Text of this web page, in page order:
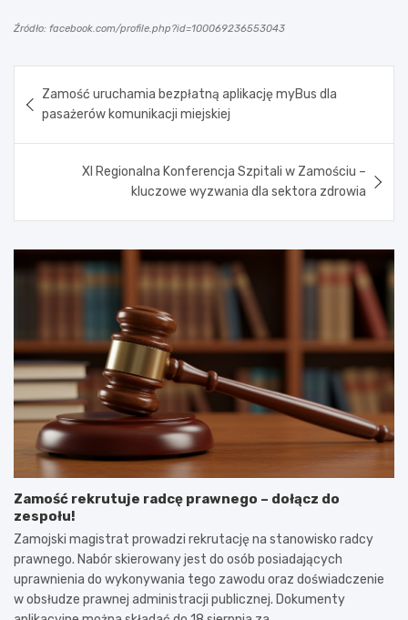
Źródło: facebook.com/profile.php?id=100069236553043
wpisu
Zamość uruchamia bezpłatną aplikację myBus dla
pasażerów komunikacji miejskiej
XI Regionalna Konferencja Szpitali w Zamościu –
kluczowe wyzwania dla sektora zdrowia
Zamość rekrutuje radcę prawnego – dołącz do
zespołu!
Zamojski magistrat prowadzi rekrutację na stanowisko radcy
prawnego. Nabór skierowany jest do osób posiadających
uprawnienia do wykonywania tego zawodu oraz doświadczenie
w obsłudze prawnej administracji publicznej. Dokumenty